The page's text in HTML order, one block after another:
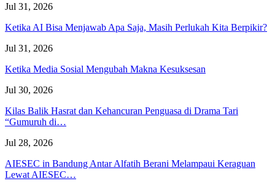
Jul 31, 2026
Ketika AI Bisa Menjawab Apa Saja, Masih Perlukah Kita Berpikir?
Jul 31, 2026
Ketika Media Sosial Mengubah Makna Kesuksesan
Jul 30, 2026
Kilas Balik Hasrat dan Kehancuran Penguasa di Drama Tari
“Gumuruh di…
Jul 28, 2026
AIESEC in Bandung Antar Alfatih Berani Melampaui Keraguan
Lewat AIESEC…